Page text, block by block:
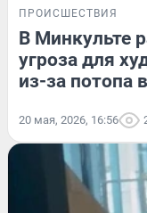
ПРОИСШЕСТВИЯ
В Минкульте
угроза для
из-за потопа
20 мая, 2026, 16:56